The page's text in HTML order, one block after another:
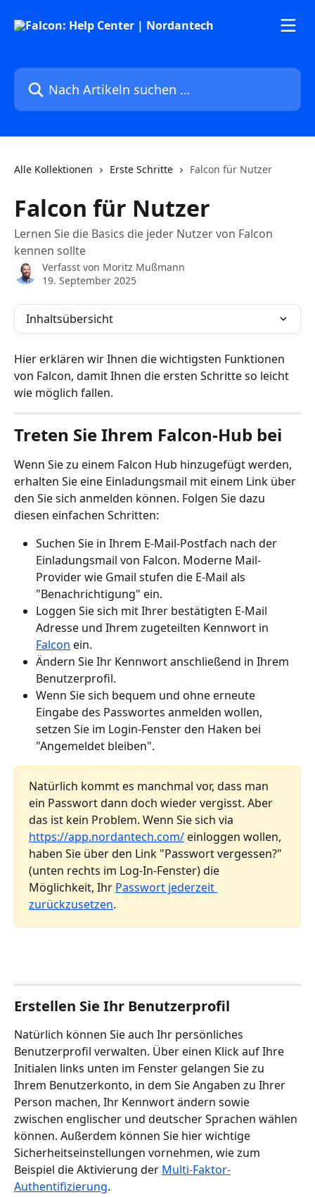
Nach Artikeln suchen …
Alle Kollektionen Erste Schritte Falcon für Nutzer
Falcon für Nutzer
Lernen Sie die Basics die jeder Nutzer von Falcon
kennen sollte
Verfasst von Moritz Mußmann
19. September 2025
Inhaltsübersicht
Hier erklären wir Ihnen die wichtigsten Funktionen
von Falcon, damit Ihnen die ersten Schritte so leicht
wie möglich fallen.
Treten Sie Ihrem Falcon-Hub bei
Wenn Sie zu einem Falcon Hub hinzugefügt werden,
erhalten Sie eine Einladungsmail mit einem Link über
den Sie sich anmelden können. Folgen Sie dazu
diesen einfachen Schritten:
Suchen Sie in Ihrem E-Mail-Postfach nach der
Einladungsmail von Falcon. Moderne Mail-
Provider wie Gmail stufen die E-Mail als
"Benachrichtigung" ein.
Loggen Sie sich mit Ihrer bestätigten E-Mail
Adresse und Ihrem zugeteilten Kennwort in
Falcon ein.
Ändern Sie Ihr Kennwort anschließend in Ihrem
Benutzerprofil.
Wenn Sie sich bequem und ohne erneute
Eingabe des Passwortes anmelden wollen,
setzen Sie im Login-Fenster den Haken bei
"Angemeldet bleiben".
Natürlich kommt es manchmal vor, dass man
ein Passwort dann doch wieder vergisst. Aber
das ist kein Problem. Wenn Sie sich via
https://app.nordantech.com/ einloggen wollen,
haben Sie über den Link "Passwort vergessen?"
(unten rechts im Log-In-Fenster) die
Möglichkeit, Ihr Passwort jederzeit
zurückzusetzen.
Erstellen Sie Ihr Benutzerprofil
Natürlich können Sie auch Ihr persönliches
Benutzerprofil verwalten. Über einen Klick auf Ihre
Initialen links unten im Fenster gelangen Sie zu
Ihrem Benutzerkonto, in dem Sie Angaben zu Ihrer
Person machen, Ihr Kennwort ändern sowie
zwischen englischer und deutscher Sprachen wählen
können. Außerdem können Sie hier wichtige
Sicherheitseinstellungen vornehmen, wie zum
Beispiel die Aktivierung der Multi-Faktor-
Authentifizierung.